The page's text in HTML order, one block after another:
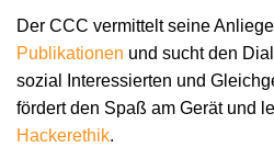
Der CCC vermittelt seine
Publikationen und sucht den
sozial Interessierten und
fördert den Spaß am Gerät und
Hacker­ethik.